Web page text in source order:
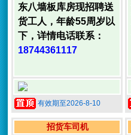
东八墙板库房现招聘送
货工人，年龄55周岁以
下，详情电话联系：
18744361117
有效期至2026-8-10
招货车司机